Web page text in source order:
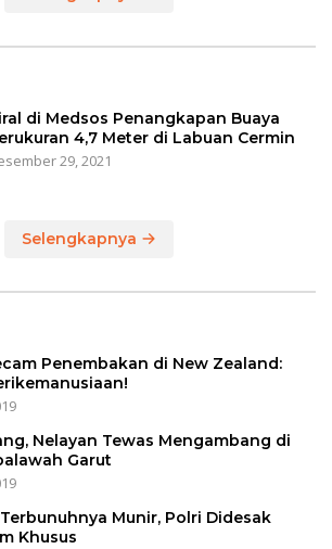
di Medsos Penangkapan Buaya
4,7 Meter di Labuan Cermin
29, 2021
Selengkapnya
Penembakan di New Zealand:
Nelayan Tewas Mengambang di
Garut
Munir, Polri Didesak
Khusus